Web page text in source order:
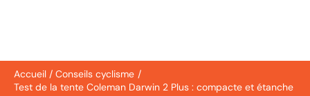
Accueil
Conseils cyclisme
Test de la tente Coleman Darwin 2 Plus : compacte et étanche